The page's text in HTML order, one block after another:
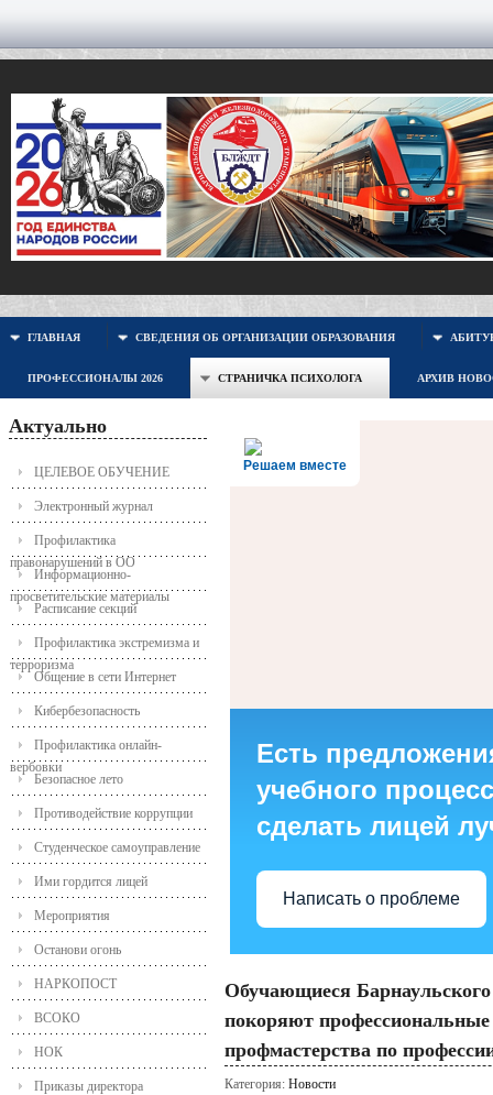
ГЛАВНАЯ СВЕДЕНИЯ ОБ ОРГАНИЗАЦИИ ОБРАЗОВАНИЯ
ПРОФЕССИОНАЛЫ 2026 СТРАНИЧКА ПСИХОЛОГА АРХИВ
Актуально
ЦЕЛЕВОЕ ОБУЧЕНИЕ
Электронный журнал
Профилактика
правонарушений в ОО
Информационно-
просветительские материалы
Расписание секций
Профилактика экстремизма и
терроризма
Общение в сети Интернет
Кибербезопасность
Профилактика онлайн-
вербовки
Безопасное лето
Противодействие коррупции
Студенческое самоуправление
Ими гордится лицей
Мероприятия
Останови огонь
НАРКОПОСТ
ВСОКО
НОК
Приказы директора
Решаем вместе
Есть
учебного
сделать лицей
Написать о проблеме
Обучающиеся
покоряют
профмастерства по
Категория: Новости